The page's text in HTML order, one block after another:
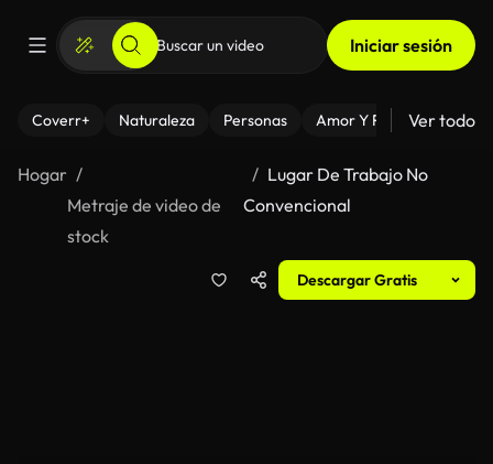
Iniciar sesión
Coverr+ Naturaleza Personas Amor Y Relaciones
Ver todo
Hogar
Metraje de video de
stock
Lugar De Trabajo No
Convencional
Descargar Gratis